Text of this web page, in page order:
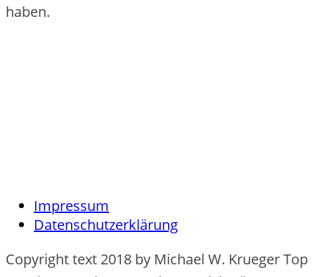
haben.
Impressum
Datenschutzerklärung
Copyright text 2018 by Michael W. Krueger Top